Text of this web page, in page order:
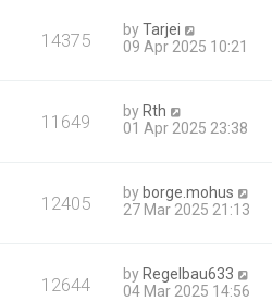
14375 byTarjei
09 Apr 2025 10:21
11649 by Rth
01 Apr 2025 23:38
12405 by borge.mohus
27 Mar 2025 21:13
12644 by Regelbau633
04 Mar 2025 14:56